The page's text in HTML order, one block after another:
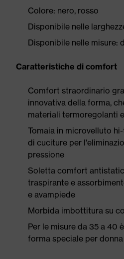
Colore: nero, rosso
Disponibile nelle
Disponibile nelle misure:
Caratteristiche di comfort
Comfort straordinario
innovativa della forma,
materiali termoregolanti
Tomaia in microvelluto
di cuciture per
pressione
Soletta comfort
traspirante e
e avampiede
Morbida imbottitura su
Per le misure da 35 a 40
forma speciale per donna